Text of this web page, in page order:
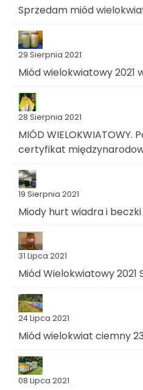
Sprzedam miód
29 Sierpnia 2021
Miód wielokwiatowy 2021
28 Sierpnia 2021
MIÓD WIELOKWIATOWY.
certyfikat
19 Sierpnia 2021
Miody hurt wiadra i beczki
31 Lipca 2021
Miód Wielokwiatowy 2021
24 Lipca 2021
Miód wielokwiat ciemny
08 Lipca 2021